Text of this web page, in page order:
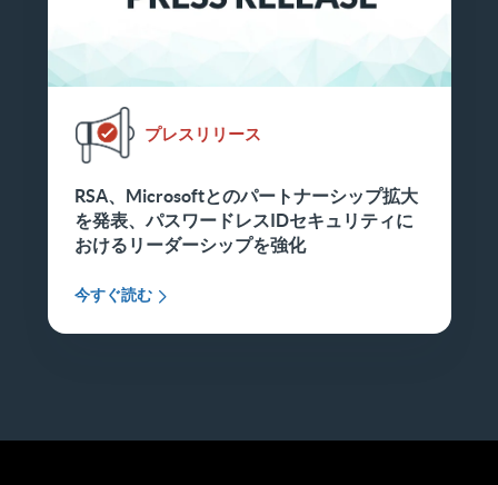
プレスリリース
RSA、Microsoftとのパートナーシップ拡大
を発表、パスワードレスIDセキュリティに
おけるリーダーシップを強化
今すぐ読む